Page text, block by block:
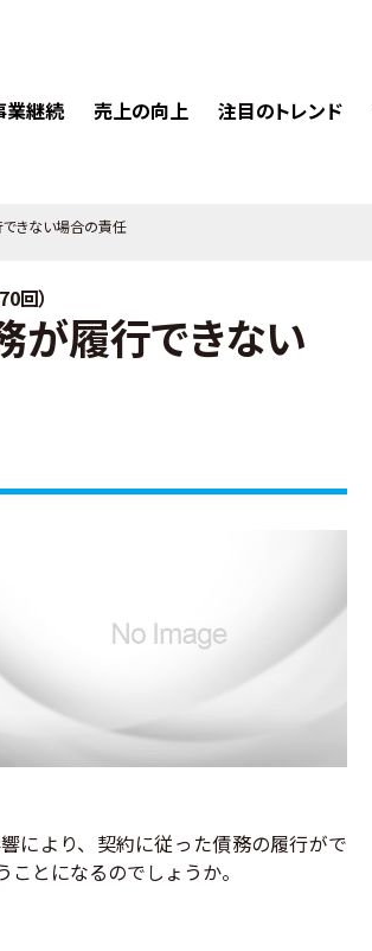
業継続 売上の向上 注目のトレンド
きない場合の責任
回）
が履行できない
により、契約に従った債務の履行がで
とになるのでしょうか。